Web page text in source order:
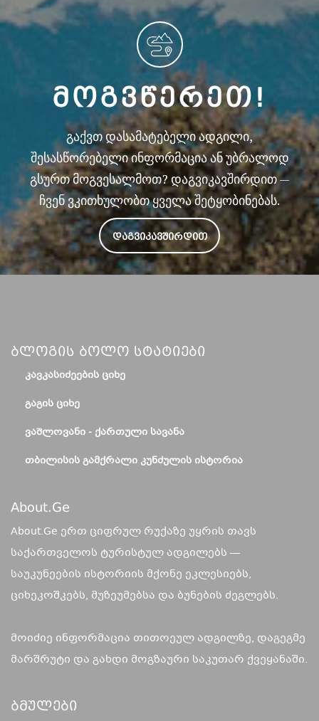
ᲛᲝᲒᲕᲬᲔᲠᲔᲗ!
გაქვთ დასამატებელი ადგილი,
შესასწორებელი ინფორმაცია ან უბრალოდ
გსურთ მოგვესალმოთ? დაგვიკავშირდით —
ჩვენ ვკითხულობთ ყველა შეტყობინებას.
ᲓᲐᲒᲕᲘᲙᲐᲕᲨᲘᲠᲓᲘᲗ
Ბლოგის Ბოლო Სტატიები
ᲙᲐᲕᲙᲐᲡᲘᲫᲔᲔᲑᲘᲡ ᲪᲘᲮᲔ
ᲒᲐᲒᲘᲡ ᲪᲘᲮᲔ
ᲕᲐᲨᲚᲝᲕᲐᲜᲘ - ᲥᲐᲠᲗᲣᲚᲘ ᲡᲐᲕᲐᲜᲐ
ᲗᲑᲘᲚᲘᲡᲘᲡ ᲒᲐᲛᲥᲠᲐᲚᲘ ᲙᲣᲜᲫᲣᲚᲘᲡ ᲘᲡᲢᲝᲠᲘᲐ
About.ge
About.Ge ერთ ციფრულ რუქაზე უყრის თავს
საქართველოს ტურისტულ ადგილებს —
საუკუნეების ისტორიის მქონე ეკლესიებს,
ციხეკოშკებს, მუზეუმებსა და ბუნების ძეგლებს.
მოიძიე ინფორმაცია თითოეულ ადგილზე, დაგეგმე
მარშრუტი და გახდი მოგზაური საკუთარ ქვეყანაში.
Ბმულები